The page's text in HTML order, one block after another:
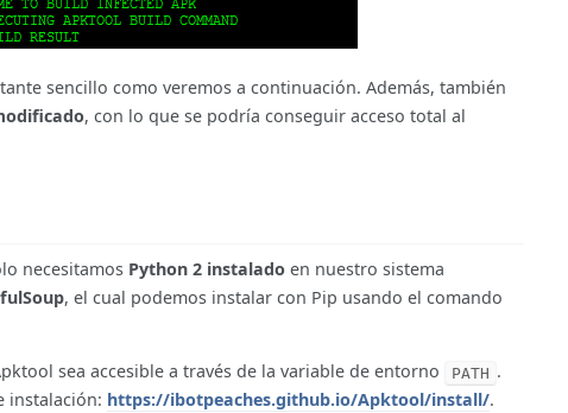
sencillo como veremos a continuación. Además, también
, con lo que se podría conseguir acceso total al
necesitamos Python 2 instalado en nuestro sistema
, el cual podemos instalar con Pip usando el comando
sea accesible a través de la variable de entorno PATH .
instalación: https://ibotpeaches.github.io/Apktool/install/.